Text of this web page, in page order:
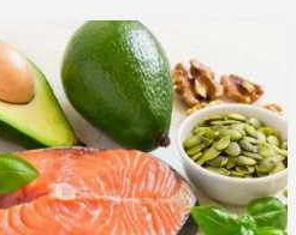
血糖、高血中脂質は相互に影響し
飲酒、運動不足、ストレスや、遺
共通要因である傾向があるのはこ
対策や予防を実践すれば上記の3
あります。共通して効果が期待で
しょう。